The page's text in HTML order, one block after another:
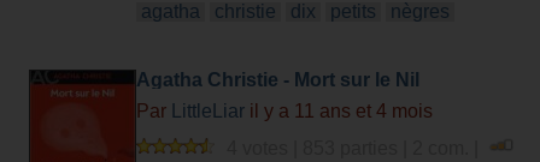
agatha
christie dix petits nègres
Agatha Christie - Mort sur le Nil
Par
LittleLiar il y a 11 ans et 4 mois